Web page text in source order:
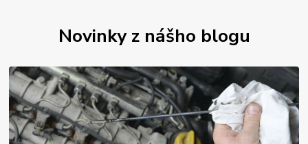
Novinky z nášho blogu